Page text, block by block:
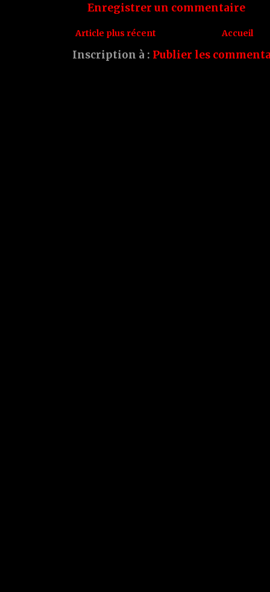
Enregistrer un commentaire
Article plus récent Accueil
Inscription à : Publier les